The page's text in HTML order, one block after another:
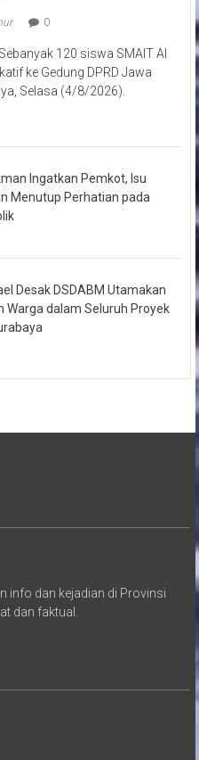
0
120 siswa SMAIT Al
ke Gedung DPRD Jawa
Selasa (4/8/2026).
Ingatkan Pemkot, Isu
Menutup Perhatian pada
Desak DSDABM Utamakan
Warga dalam Seluruh Proyek
info dan kejadian di Provinsi
dan faktual.